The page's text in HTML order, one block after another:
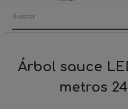
palanca
Árbol sauce
metros